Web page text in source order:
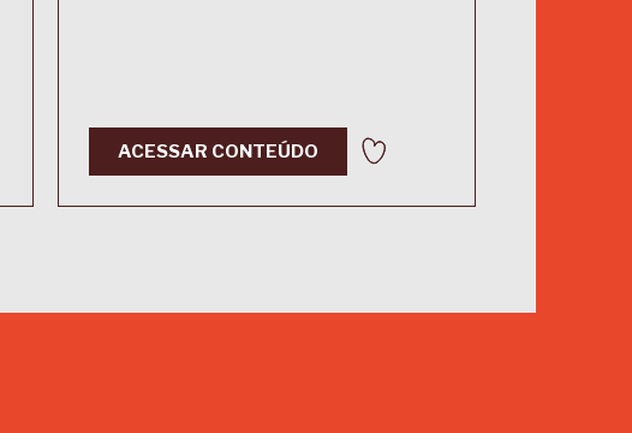
ACESSAR CONTEÚDO